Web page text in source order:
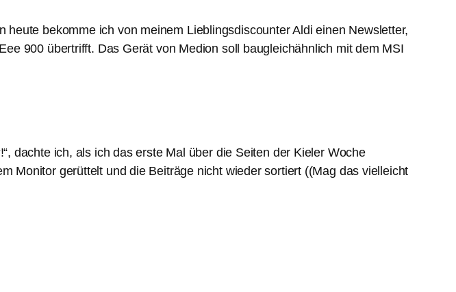
bekomme ich von meinem Lieblingsdiscounter Aldi einen Newsletter,
900 übertrifft. Das Gerät von Medion soll baugleichähnlich mit dem MSI
dachte ich, als ich das erste Mal über die Seiten der Kieler Woche
Monitor gerüttelt und die Beiträge nicht wieder sortiert ((Mag das vielleicht